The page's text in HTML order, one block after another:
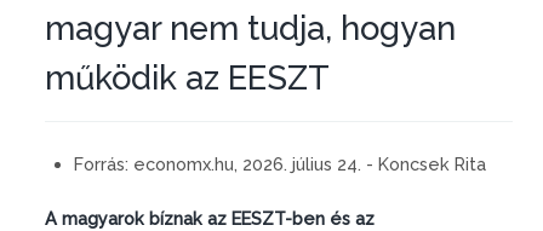
magyar nem tudja, hogyan
működik az EESZT
Forrás: economx.hu, 2026. július 24. - Koncsek Rita
A magyarok bíznak az EESZT-ben és az